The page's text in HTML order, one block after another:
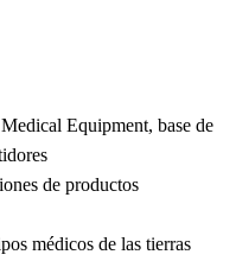
Equipment, base de
de productos
médicos de las tierras